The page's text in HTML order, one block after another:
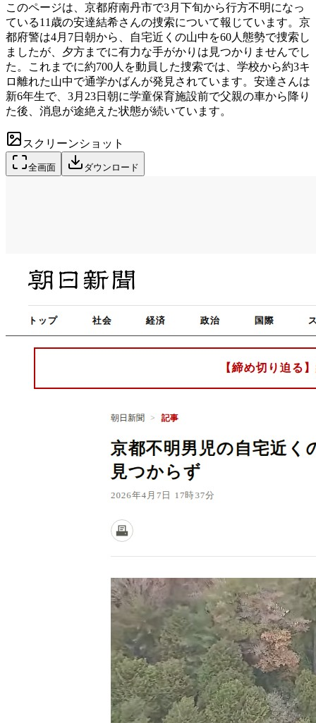
このページは、京都府南丹市で3月下旬から行方不明になっ
ている11歳の安達結希さんの捜索について報じています。京
都府警は4月7日朝から、自宅近くの山中を60人態勢で捜索し
ましたが、夕方までに有力な手がかりは見つかりませんでし
た。これまでに約700人を動員した捜索では、学校から約3キ
ロ離れた山中で通学かばんが発見されています。安達さんは
新6年生で、3月23日朝に学童保育施設前で父親の車から降り
た後、消息が途絶えた状態が続いています。
スクリーンショット
全画面 ダウンロード